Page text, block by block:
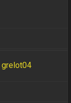
grelot04